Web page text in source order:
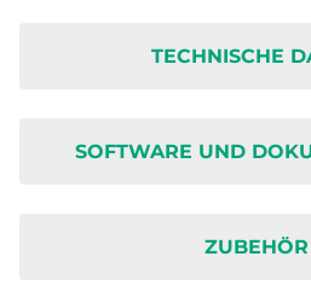
TECHNISCHE
SOFTWARE UND
ZUBEHÖR